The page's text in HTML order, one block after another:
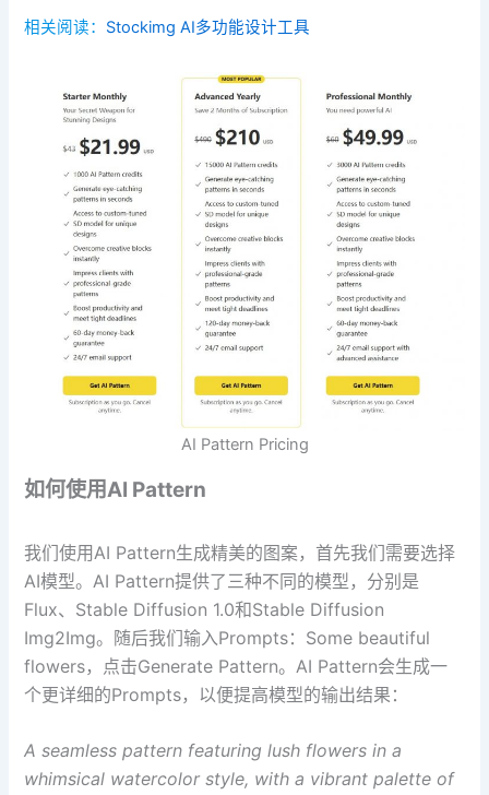
相关阅读： Stockimg AI多功能设计工具
AI Pattern Pricing
如何使用AI Pattern
我们使用AI Pattern生成精美的图案，首先我们需要选择
AI模型。AI Pattern提供了三种不同的模型，分别是
Flux、Stable Diffusion 1.0和Stable Diffusion
Img2Img。随后我们输入Prompts：Some beautiful
flowers，点击Generate Pattern。AI Pattern会生成一
个更详细的Prompts，以便提高模型的输出结果：
A seamless pattern featuring lush flowers in a
whimsical watercolor style, with a vibrant palette of